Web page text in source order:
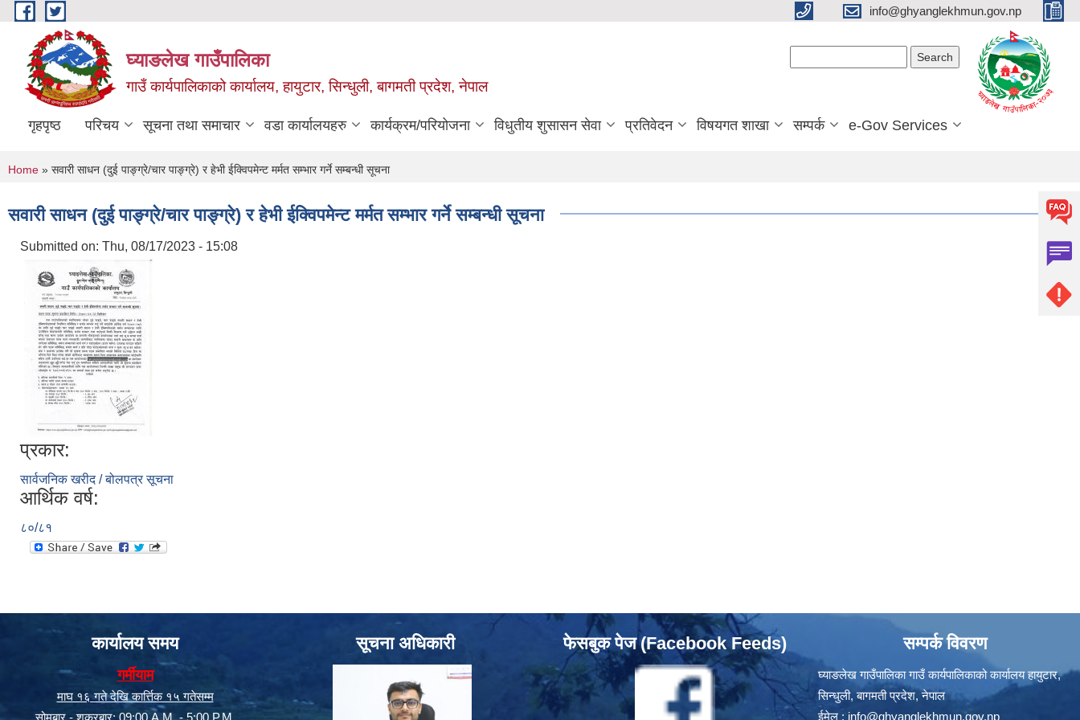
Skip to main content info@ghyanglekhmun.gov.np
घ्याङलेख गाउँपालिका
गाउँ कार्यपालिकाको कार्यालय, हायुटार, सिन्धुली, बागमती प्रदेश, नेपाल
गृहपृष्ठ परिचय सूचना तथा समाचार वडा कार्यालयहरु कार्यक्रम/परियोजना विधुतीय शुसासन सेवा प्रतिवेदन विषयगत शाखा सम्पर्क e-Gov Services
You are here
Home » सवारी साधन (दुई पाङ्ग्रे/चार पाङ्ग्रे) र हेभी ईक्विपमेन्ट मर्मत सम्भार गर्ने सम्बन्धी सूचना
सवारी साधन (दुई पाङ्ग्रे/चार पाङ्ग्रे) र हेभी ईक्विपमेन्ट मर्मत सम्भार गर्ने सम्बन्धी सूचना
Submitted on: Thu, 08/17/2023 - 15:08
प्रकार:
सार्वजनिक खरीद / बोलपत्र सूचना
आर्थिक वर्ष:
८०/८१
कार्यालय समय
गर्मीयाम
माघ १६ गते देखि कार्त्तिक १५ गतेसम्म
सूचना अधिकारी फेसबुक पेज (Facebook Feeds) सम्पर्क विवरण
घ्याङलेख गाउँपालिका गाउँ कार्यपालिकाको कार्यालय हायुटार,
सिन्धुली, बागमती प्रदेश, नेपाल
ईमेल : info@ghyanglekhmun.gov.np